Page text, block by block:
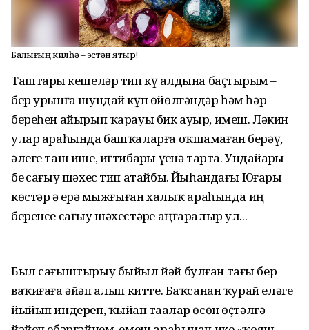
Балҡығың килһә – эстән яҡтыр!
Таштарҙы кешеләр тип күҙ алдына баҫтырҙым –
бер урынға шундай күп өйөлгәндәр һәм һәр
береһен айырып ҡарауы бик ауыр, имеш. Ләкин
улар араһында башҡаларға оҡшамаған берәү,
әлеге таш ише, иғтибарҙы үҙенә тарта. Ундайҙарҙы
беҙ сағыу шәхес тип атайбыҙ. Йыһандағы Юғары
көстәр ҙә ерҙә мыжғыған халыҡ араһында иң
беренсе сағыу шәхестәрҙе аңғаралыр ул...
Был сағыштырыу быйыл йәй булған тағы бер
ваҡиғаға әйҙәп алып китте. Баҡсанан ҡурай еләге
йыйып индереп, ҡыйҙан таҙалар өсөн өҫтәлгә